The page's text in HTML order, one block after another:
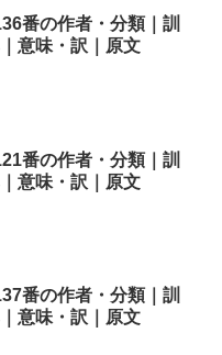
番の作者・分類｜訓
意味・訳｜原文
番の作者・分類｜訓
意味・訳｜原文
番の作者・分類｜訓
意味・訳｜原文